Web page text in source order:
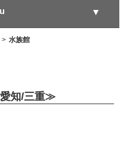
▼
水族館
知/三重≫